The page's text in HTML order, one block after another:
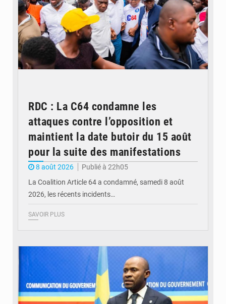
RDC : La C64 condamne les
attaques contre l’opposition et
maintient la date butoir du 15 août
pour la suite des manifestations
8 août 2026
Publié à 22h05
La Coalition Article 64 a condamné, samedi 8 août
2026, les récents incidents…
SAVOIR PLUS